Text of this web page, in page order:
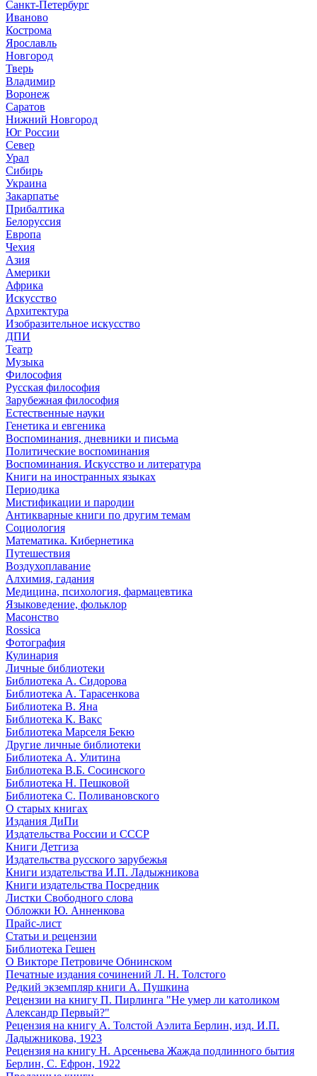
Санкт-Петербург
Иваново
Кострома
Ярославль
Новгород
Тверь
Владимир
Воронеж
Саратов
Нижний Новгород
Юг России
Север
Урал
Сибирь
Украина
Закарпатье
Прибалтика
Белоруссия
Европа
Чехия
Азия
Америки
Африка
Искусство
Архитектура
Изобразительное искусство
ДПИ
Театр
Музыка
Философия
Русская философия
Зарубежная философия
Естественные науки
Генетика и евгеника
Воспоминания, дневники и письма
Политические воспоминания
Воспоминания. Искусство и литература
Книги на иностранных языках
Периодика
Мистификации и пародии
Антикварные книги по другим темам
Социология
Математика. Кибернетика
Путешествия
Воздухоплавание
Алхимия, гадания
Медицина, психология, фармацевтика
Языковедение, фольклор
Масонство
Rossica
Фотография
Кулинария
Личные библиотеки
Библиотека А. Сидорова
Библиотека А. Тарасенкова
Библиотека В. Яна
Библиотека К. Вакс
Библиотека Марселя Бекю
Другие личные библиотеки
Библиотека А. Улитина
Библиотека В.Б. Сосинского
Библиотека Н. Пешковой
Библиотека С. Поливановского
О старых книгах
Издания ДиПи
Издательства России и СССР
Книги Детгиза
Издательства русского зарубежья
Книги издательства И.П. Ладыжникова
Книги издательства Посредник
Листки Свободного слова
Обложки Ю. Анненкова
Прайс-лист
Статьи и рецензии
Библиотека Гешен
О Викторе Петровиче Обнинском
Печатные издания сочинений Л. Н. Толстого
Редкий экземпляр книги А. Пушкина
Рецензии на книгу П. Пирлинга "Не умер ли католиком
Александр Первый?"
Рецензия на книгу А. Толстой Аэлита Берлин, изд. И.П.
Ладыжникова, 1923
Рецензия на книгу Н. Арсеньева Жажда подлинного бытия
Берлин, С. Ефрон, 1922